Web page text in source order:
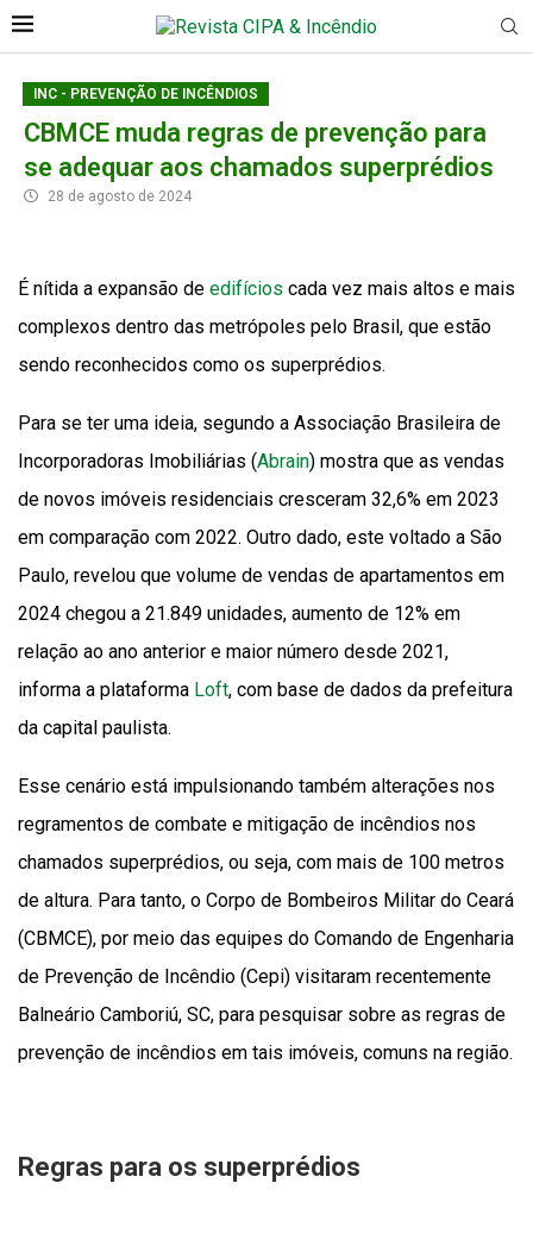
INC - PREVENÇÃO DE INCÊNDIOS
CBMCE muda regras de prevenção para
se adequar aos chamados superprédios
28 de agosto de 2024
É nítida a expansão de edifícios cada vez mais altos e mais
complexos dentro das metrópoles pelo Brasil, que estão
sendo reconhecidos como os superprédios.
Para se ter uma ideia, segundo a Associação Brasileira de
Incorporadoras Imobiliárias (Abrain) mostra que as vendas
de novos imóveis residenciais cresceram 32,6% em 2023
em comparação com 2022. Outro dado, este voltado a São
Paulo, revelou que volume de vendas de apartamentos em
2024 chegou a 21.849 unidades, aumento de 12% em
relação ao ano anterior e maior número desde 2021,
informa a plataforma Loft, com base de dados da prefeitura
da capital paulista.
Esse cenário está impulsionando também alterações nos
regramentos de combate e mitigação de incêndios nos
chamados superprédios, ou seja, com mais de 100 metros
de altura. Para tanto, o Corpo de Bombeiros Militar do Ceará
(CBMCE), por meio das equipes do Comando de Engenharia
de Prevenção de Incêndio (Cepi) visitaram recentemente
Balneário Camboriú, SC, para pesquisar sobre as regras de
prevenção de incêndios em tais imóveis, comuns na região.
Regras para os superprédios